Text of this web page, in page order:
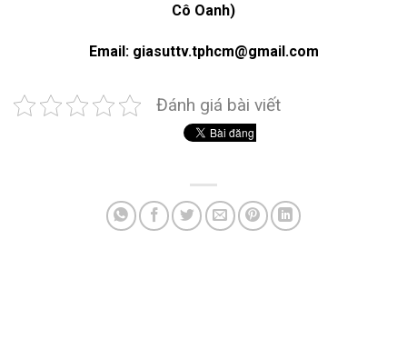
Cô Oanh)
Email: giasuttv.tphcm@gmail.com
Đánh giá bài viết